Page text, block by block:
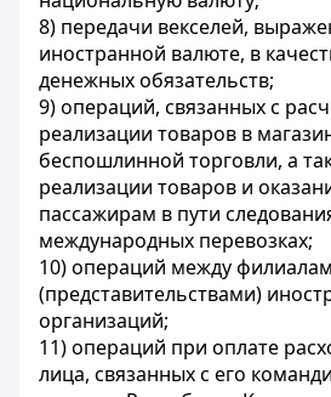
8) передачи векселей,
иностранной валюте, в
денежных обязательств;
9) операций, связанных с
реализации товаров в
беспошлинной торговли, а
реализации товаров и
пассажирам в пути
международных перевозках;
10) операций между
(представительствами)
организаций;
11) операций при оплате
лица, связанных с его